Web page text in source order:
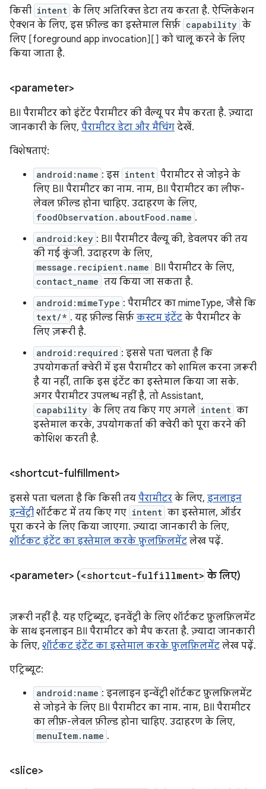
किसी intent के लिए अतिरिक्त डेटा तय करता है. ऐप्लिकेशन
ऐक्शन के लिए, इस फ़ील्ड का इस्तेमाल सिर्फ़ capability के
लिए [foreground app invocation][] को चालू करने के लिए
किया जाता है.
<parameter>
BII पैरामीटर को इंटेंट पैरामीटर की वैल्यू पर मैप करता है. ज़्यादा
जानकारी के लिए, पैरामीटर डेटा और मैचिंग देखें.
विशेषताएं:
android:name : इस intent पैरामीटर से जोड़ने के
लिए BII पैरामीटर का नाम. नाम, BII पैरामीटर का लीफ-
लेवल फ़ील्ड होना चाहिए. उदाहरण के लिए,
foodObservation.aboutFood.name .
android:key : BII पैरामीटर वैल्यू की, डेवलपर की तय
की गई कुंजी. उदाहरण के लिए,
message.recipient.name BII पैरामीटर के लिए,
contact_name तय किया जा सकता है.
android:mimeType : पैरामीटर का mimeType, जैसे कि
text/* . यह फ़ील्ड सिर्फ़ कस्टम इंटेंट के पैरामीटर के
लिए ज़रूरी है.
android:required : इससे पता चलता है कि
उपयोगकर्ता क्वेरी में इस पैरामीटर को शामिल करना ज़रूरी
है या नहीं, ताकि इस इंटेंट का इस्तेमाल किया जा सके.
अगर पैरामीटर उपलब्ध नहीं है, तो Assistant,
capability के लिए तय किए गए अगले intent का
इस्तेमाल करके, उपयोगकर्ता की क्वेरी को पूरा करने की
कोशिश करती है.
<shortcut-fulfillment>
इससे पता चलता है कि किसी तय पैरामीटर के लिए, इनलाइन
इन्वेंट्री शॉर्टकट में तय किए गए intent का इस्तेमाल, ऑर्डर
पूरा करने के लिए किया जाएगा. ज़्यादा जानकारी के लिए,
शॉर्टकट इंटेंट का इस्तेमाल करके फ़ुलफ़िलमेंट लेख पढ़ें.
<parameter> (<shortcut-fulfillment> के लिए)
ज़रूरी नहीं है. यह एट्रिब्यूट, इनवेंट्री के लिए शॉर्टकट फ़ुलफ़िलमेंट
के साथ इनलाइन BII पैरामीटर को मैप करता है. ज़्यादा जानकारी
के लिए, शॉर्टकट इंटेंट का इस्तेमाल करके फ़ुलफ़िलमेंट लेख पढ़ें.
एट्रिब्यूट:
android:name : इनलाइन इन्वेंट्री शॉर्टकट फ़ुलफ़िलमेंट
से जोड़ने के लिए BII पैरामीटर का नाम. नाम, BII पैरामीटर
का लीफ़-लेवल फ़ील्ड होना चाहिए. उदाहरण के लिए,
menuItem.name .
<slice>